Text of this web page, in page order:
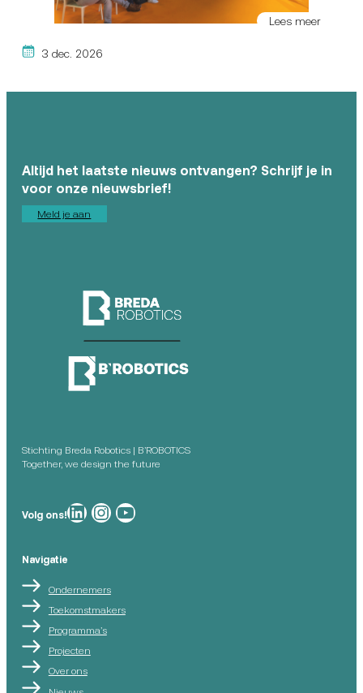
Lees meer
3 dec. 2026
Altijd het laatste nieuws ontvangen? Schrijf je in
voor onze nieuwsbrief!
Meld je aan
Stichting Breda Robotics | B’ROBOTICS
Together, we design the future
Volg ons!Breda Robotics op Breda Robotics op Instagram
Breda Robotics op
Navigatie
Ondernemers
Toekomstmakers
Programma’s
Projecten
Over ons